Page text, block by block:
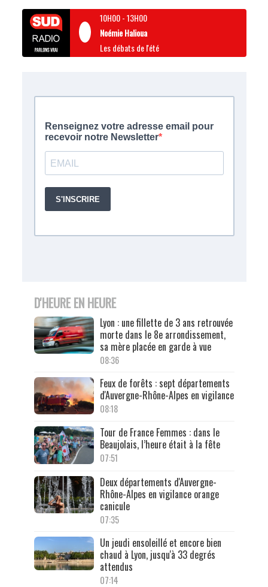
10H00-13H00
Noémie Halioua
Les débats de l'été
D'HEURE EN HEURE
Lyon : une fillette de 3 ans retrouvée
morte dans le 8e arrondissement,
sa mère placée en garde à vue
08:36
Feux de forêts : sept départements
d'Auvergne-Rhône-Alpes en vigilance
08:18
Tour de France Femmes : dans le
Beaujolais, l’heure était à la fête
07:51
Deux départements d'Auvergne-
Rhône-Alpes en vigilance orange
canicule
07:35
Un jeudi ensoleillé et encore bien
chaud à Lyon, jusqu'à 33 degrés
attendus
07:14